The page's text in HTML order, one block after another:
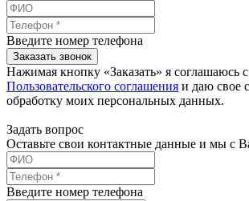
Введите номер телефона
Заказать звонок
Нажимая кнопку «Заказать» я соглашаюсь
Пользовательского соглашения и даю свое
обработку моих персональных данных.
Задать вопрос
Оставьте свои контактные данные и мы с
Введите номер телефона